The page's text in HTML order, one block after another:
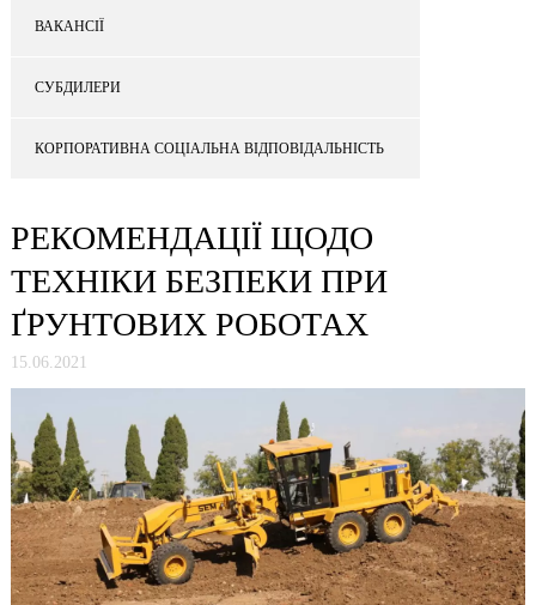
ВАКАНСІЇ
СУБДИЛЕРИ
КОРПОРАТИВНА СОЦІАЛЬНА ВІДПОВІДАЛЬНІСТЬ
РЕКОМЕНДАЦІЇ ЩОДО
ТЕХНІКИ БЕЗПЕКИ ПРИ
ҐРУНТОВИХ РОБОТАХ
15.06.2021